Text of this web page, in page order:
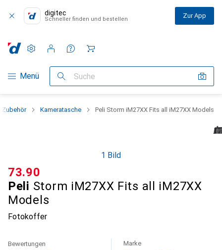
digitec
Schneller finden und bestellen Zur App
Navigation nach Kategorien
Menü Suche
Einstellungen
Kundenkonto
Vergleichslisten
Merklisten
Warenkorb
Zubehör Kameratasche Peli Storm iM27XX Fits all iM27XX Models
1 Bild
Peli Storm iM27XX Fits all iM27XX
Models
Fotokoffer
CHF
73.90
Bewertungen Marke